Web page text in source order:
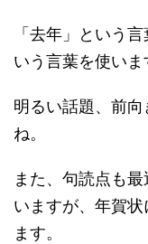
「去年」という
いう言葉を使いま
明るい話題、前
ね。
また、句読点も
いますが、年賀
ます。